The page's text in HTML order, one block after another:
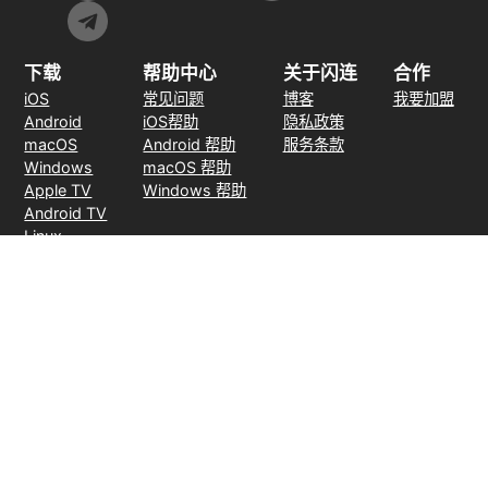
下载
iOS
Android
macOS
Windows
Apple TV
Android TV
Linux
帮助中心
常见问题
iOS帮助
Android 帮助
macOS 帮助
Windows 帮助
关于闪连
博客
隐私政策
服务条款
合作
我要加盟